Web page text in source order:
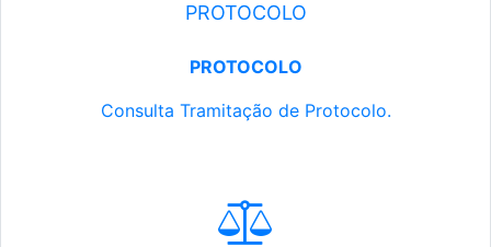
PROTOCOLO
PROTOCOLO
Consulta Tramitação de Protocolo.